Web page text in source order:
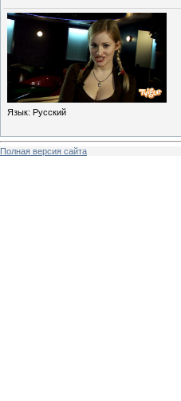
Язык: Русский
Полная версия сайта